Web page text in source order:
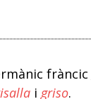
fràncic
i griso.